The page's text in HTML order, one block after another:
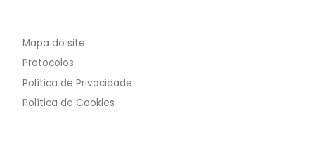
Mapa do site
Protocolos
Política de Privacidade
Política de Cookies